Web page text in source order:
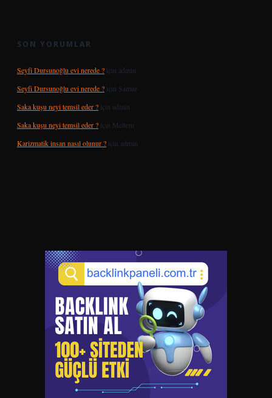
SON YORUMLAR
Seyfi Dursunoğlu evi nerede ? için admin
Seyfi Dursunoğlu evi nerede ? için Samur
Saka kuşu neyi temsil eder ? için admin
Saka kuşu neyi temsil eder ? için Meltem
Karizmatik insan nasıl olunur ? için admin